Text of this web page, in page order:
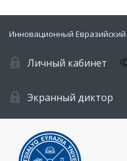
Инновационный
Личный кабинет
Экранный диктор